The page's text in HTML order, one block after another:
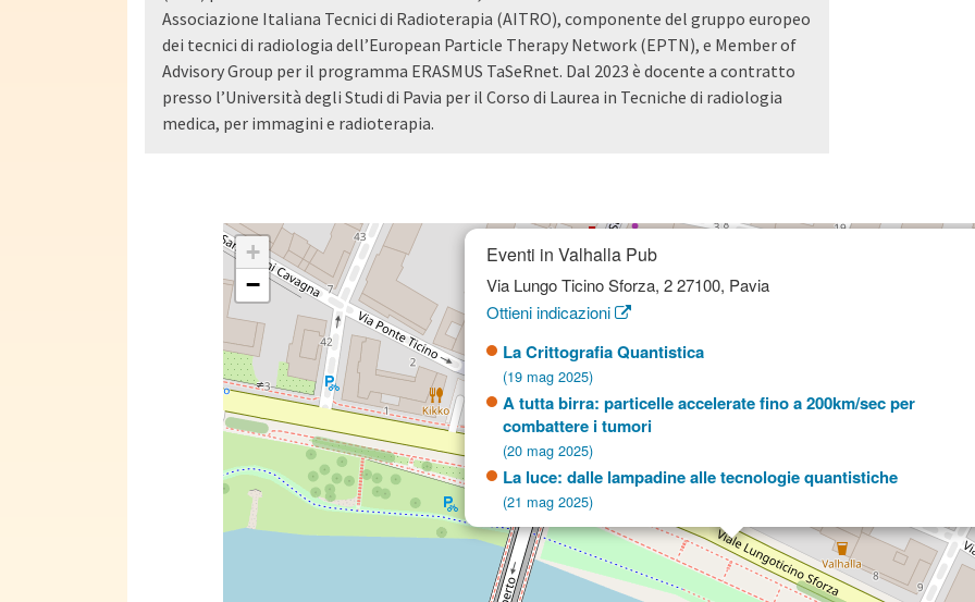
Associazione Italiana Tecnici di Radioterapia (AITRO), componente del gruppo europeo
dei tecnici di radiologia dell’European Particle Therapy Network (EPTN), e Member of
Advisory Group per il programma ERASMUS TaSeRnet. Dal 2023 è docente a contratto
presso l’Università degli Studi di Pavia per il Corso di Laurea in Tecniche di radiologia
medica, per immagini e radioterapia.
Eventi in Valhalla Pub
Via Lungo Ticino Sforza, 2 27100, Pavia
Ottieni indicazioni
La Crittografia Quantistica
(19 mag 2025)
A tutta birra: particelle accelerate fino a 200km/sec per
combattere i tumori
(20 mag 2025)
La luce: dalle lampadine alle tecnologie quantistiche
(21 mag 2025)
+
−